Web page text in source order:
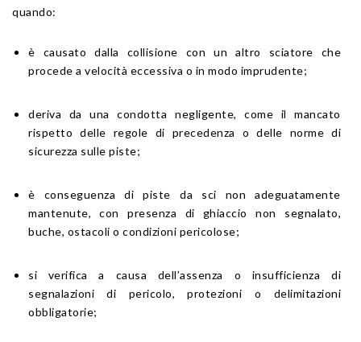
quando:
è causato dalla collisione con un altro sciatore che
procede a velocità eccessiva o in modo imprudente;
deriva da una condotta negligente, come il mancato
rispetto delle regole di precedenza o delle norme di
sicurezza sulle piste;
è conseguenza di piste da sci non adeguatamente
mantenute, con presenza di ghiaccio non segnalato,
buche, ostacoli o condizioni pericolose;
si verifica a causa dell’assenza o insufficienza di
segnalazioni di pericolo, protezioni o delimitazioni
obbligatorie;